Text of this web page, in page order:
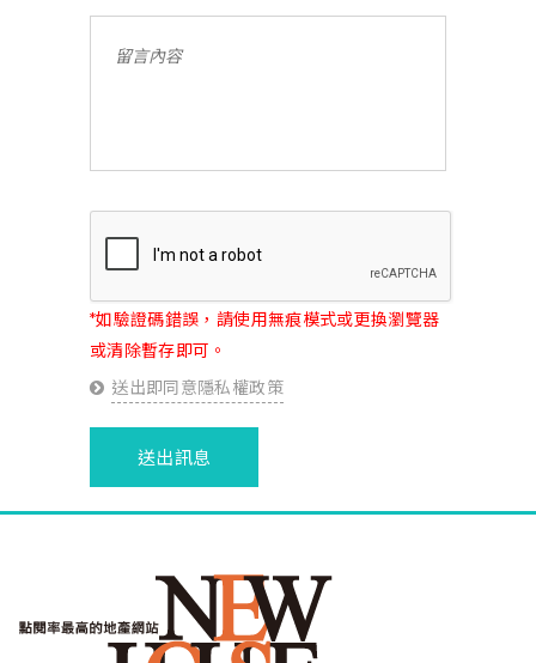
*如驗證碼錯誤，請使用無痕模式或更換瀏覽器
或清除暫存即可。
送出即同意隱私權政策
送出訊息